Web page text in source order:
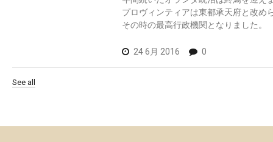
プロヴィンティアは東都承天府と改め
その時の最高行政機関となりました。
24 6月 2016 0
See all